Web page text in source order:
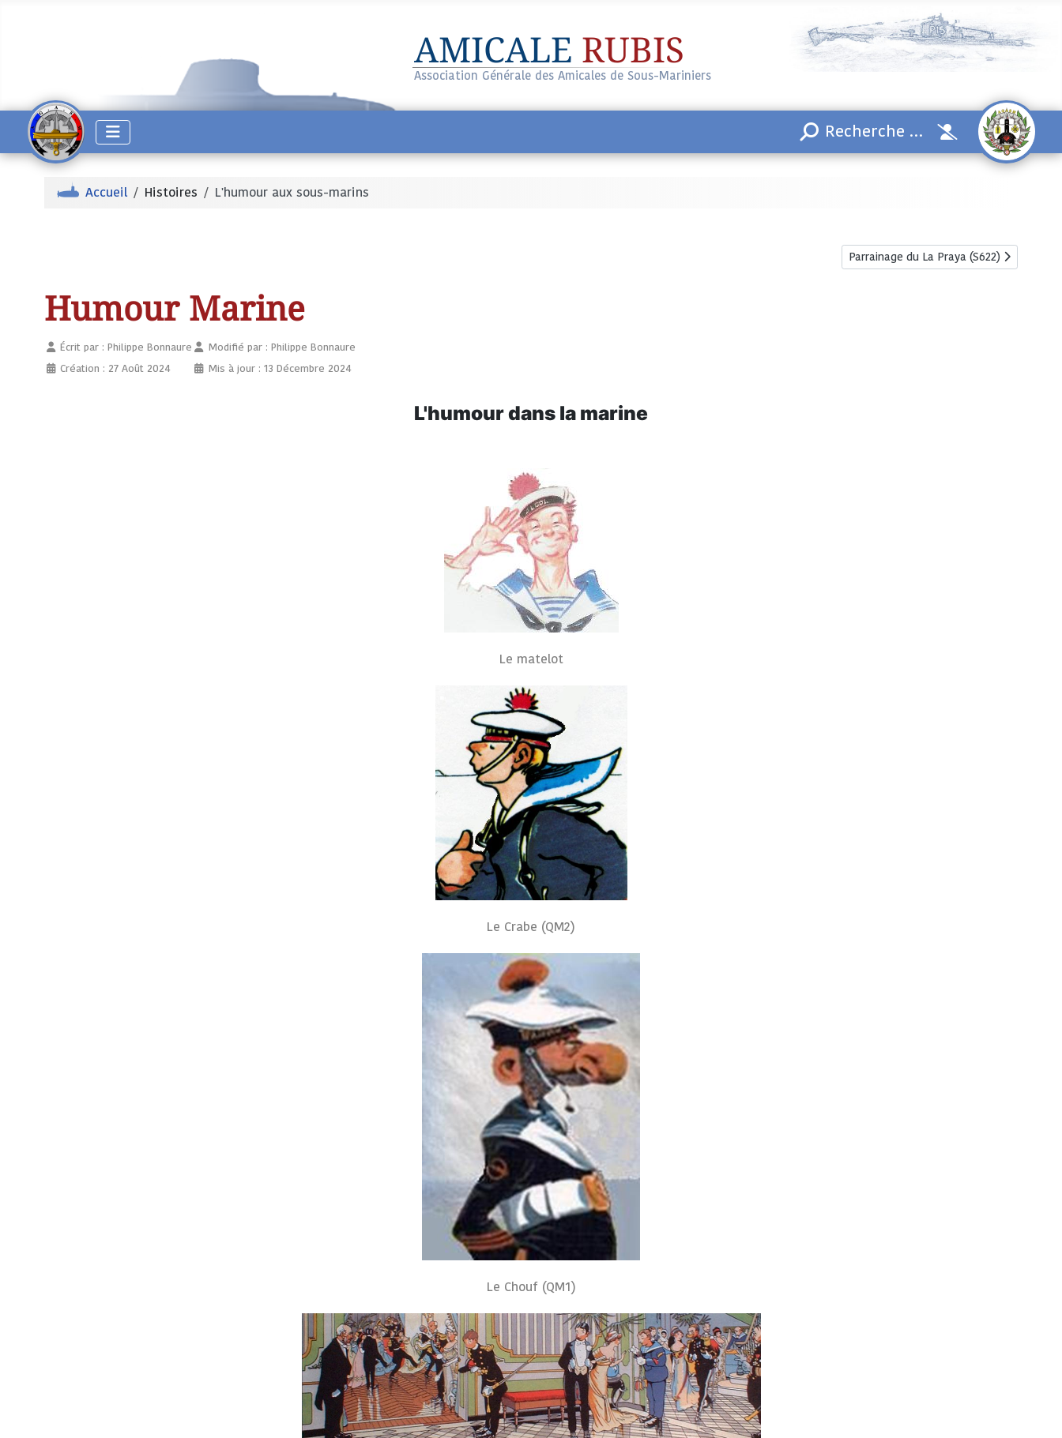
AMICALE RUBIS
Association Générale des Amicales de Sous-Mariniers
Accueil Histoires L'humour aux sous-marins
Article suivant : Parrainage du La Praya
Parrainage du La Praya (S622)
Humour Marine
Écrit par :Philippe Bonnaure
Création : 27 Août 2024
Modifié par : Philippe Bonnaure
Mis à jour : 13 Décembre 2024
L'humour dans la marine
Le matelot
Le Crabe (QM2)
Le Chouf (QM1)